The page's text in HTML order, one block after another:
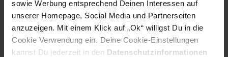
sowie Werbung entsprechend Deinen Interessen auf
unserer Homepage, Social Media und Partnerseiten
anzuzeigen. Mit einem Klick auf „Ok“ willigst Du in die
Cookie Verwendung ein. Deine Cookie-Einstellungen
kannst Du jederzeit in den Datenschutzinformationen
Produktbeschreibung
Hochmoderner Haarschneider mit Präzisionsklingen aus